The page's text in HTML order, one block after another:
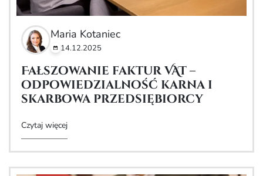
Maria Kotaniec
14.12.2025
Fałszowanie faktur VAT –
odpowiedzialność karna i
skarbowa przedsiębiorcy
Czytaj więcej